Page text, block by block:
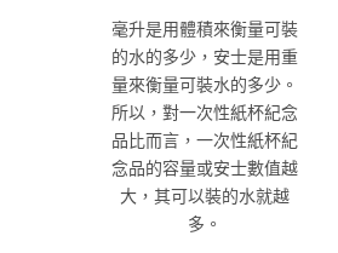
毫升是用體積來衡量可裝
的水的多少，安士是用重
量來衡量可裝水的多少。
所以，對一次性紙杯紀念
品比而言，一次性紙杯紀
念品的容量或安士數值越
大，其可以裝的水就越
多。